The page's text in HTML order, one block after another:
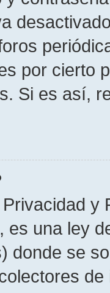
por cierto
Si es así,
es una ley
donde se